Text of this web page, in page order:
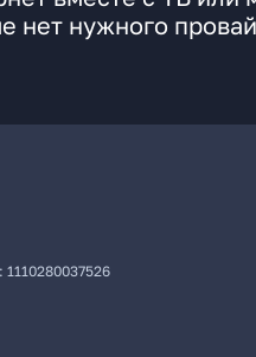
нет нужного
1110280037526